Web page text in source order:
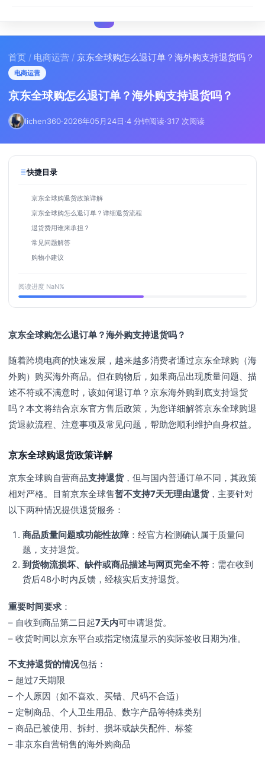
首页 / 电商运营 / 京东全球购怎么退订单？海外购支持退货吗？
电商运营
京东全球购怎么退订单？海外购支持退货吗？
lichen360·2026年05月24日·4 分钟阅读·317 次阅读
快捷目录
京东全球购退货政策详解
京东全球购怎么退订单？详细退货流程
退货费用谁来承担？
常见问题解答
购物小建议
阅读进度 NaN%
京东全球购怎么退订单？海外购支持退货吗？
随着跨境电商的快速发展，越来越多消费者通过京东全球购（海
外购）购买海外商品。但在购物后，如果商品出现质量问题、描
述不符或不满意时，该如何退订单？京东海外购到底支持退货
吗？本文将结合京东官方售后政策，为您详细解答京东全球购退
货退款流程、注意事项及常见问题，帮助您顺利维护自身权益。
京东全球购退货政策详解
京东全球购自营商品支持退货，但与国内普通订单不同，其政策
相对严格。目前京东全球售暂不支持7天无理由退货，主要针对
以下两种情况提供退货服务：
商品质量问题或功能性故障 ：经官方检测确认属于质量问
题，支持退货。
到货物流损坏、缺件或商品描述与网页完全不符 ：需在收到
货后48小时内反馈，经核实后支持退货。
重要时间要求 ：
– 自收到商品第二日起7天内可申请退货。
– 收货时间以京东平台或指定物流显示的实际签收日期为准。
不支持退货的情况包括：
– 超过7天期限
– 个人原因（如不喜欢、买错、尺码不合适）
– 定制商品、个人卫生用品、数字产品等特殊类别
– 商品已被使用、拆封、损坏或缺失配件、标签
– 非京东自营销售的海外购商品